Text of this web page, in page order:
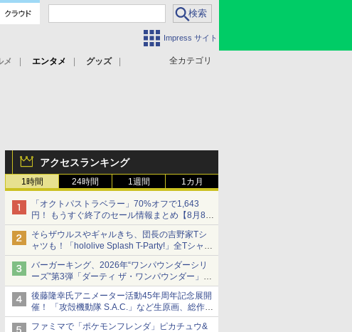
Impress サイト
全カテゴリ
メ エンタメ
グッズ
アクセスランキング
1時間 24時間 1週間 1カ月
「オクトパストラベラー」70%オフで1,643
円！ もうすぐ終了のセール情報まとめ【8月8日
更新】
ニンテンドーeショップでは「大神 絶景版」が
67%オフで990円
そらザウルスやギャルきち、団長の吉野家Tシ
ャツも！「hololive Splash T-Party!」全Tシャツ
ラインナップ公開＆オンライン販売開始
バーガーキング、2026年“ワンパウンダーシリ
ーズ”第3弾「ダーティ ザ・ワンパウンダー」を
8月7日発売
「特製ガーリックマヨソース」を使用した超大
型チーズバーガー
後藤隆幸氏アニメーター活動45年周年記念展開
催！ 「攻殻機動隊 S.A.C.」など生原画、総作画
監督修正が展示
ファミマで「ポケモンフレンダ」ピカチュウ&